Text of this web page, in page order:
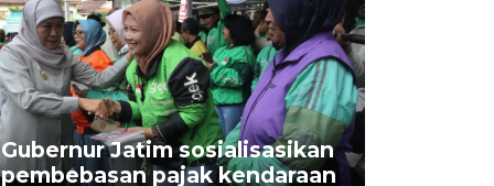
Gubernur Jatim sosialisasikan
pembebasan pajak kendaraan